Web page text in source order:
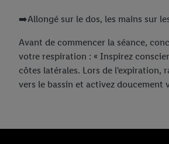
➡️Allongé sur le dos, les mains sur
Avant de commencer la séance,
votre respiration : « Inspirez
côtes latérales. Lors de l'expiration,
vers le bassin et activez doucement